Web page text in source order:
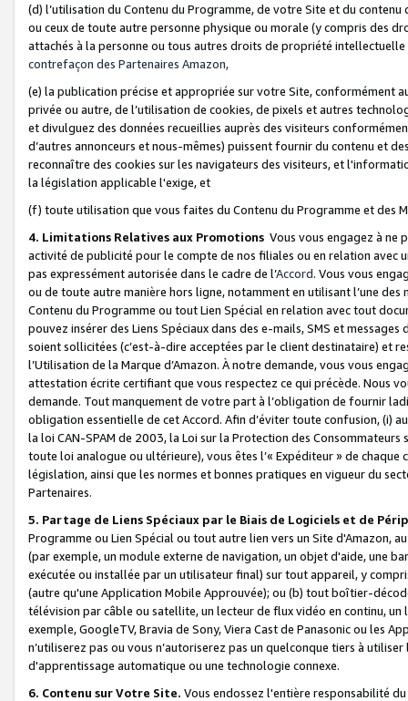
(d) l’utilisation du Contenu du Programme, de votre Site et du
ou ceux de toute autre personne physique ou morale (y compris des
attachés à la personne ou tous autres droits de propriété
contrefaçon des Partenaires Amazon,
(e) la publication précise et appropriée sur votre Site, conformément
privée ou autre, de l’utilisation de cookies, de pixels et autres
et divulguez des données recueillies auprès des visiteurs
d’autres annonceurs et nous-mêmes) puissent fournir du contenu et
reconnaître des cookies sur les navigateurs des visiteurs, et
la législation applicable l'exige, et
(f) toute utilisation que vous faites du Contenu du Programme et des
4. Limitations Relatives aux Promotions Vous vous engagez à ne
activité de publicité pour le compte de nos filiales ou en relation avec
pas expressément autorisée dans le cadre de l’Accord. Vous vous
ou de toute autre manière hors ligne, notamment en utilisant l’une
Contenu du Programme ou tout Lien Spécial en relation avec tout
pouvez insérer des Liens Spéciaux dans des e-mails, SMS et
soient sollicitées (c’est-à-dire acceptées par le client destinataire) et
l’Utilisation de la Marque d’Amazon. À notre demande, vous vous
attestation écrite certifiant que vous respectez ce qui précède. Nous
demande. Tout manquement de votre part à l’obligation de fournir
obligation essentielle de cet Accord. Afin d’éviter toute confusion, (i)
la loi CAN-SPAM de 2003, la Loi sur la Protection des
toute loi analogue ou ultérieure), vous êtes l’« Expéditeur » de
législation, ainsi que les normes et bonnes pratiques en vigueur du
Partenaires.
5. Partage de Liens Spéciaux par le Biais de Logiciels et de
Programme ou Lien Spécial ou tout autre lien vers un Site d'Amazon,
(par exemple, un module externe de navigation, un objet d'aide, une
exécutée ou installée par un utilisateur final) sur tout appareil, y
(autre qu'une Application Mobile Approuvée); ou (b) tout boîtier-
télévision par câble ou satellite, un lecteur de flux vidéo en continu,
exemple, GoogleTV, Bravia de Sony, Viera Cast de Panasonic ou les
n’utiliserez pas ou vous n’autoriserez pas un quelconque tiers à
d'apprentissage automatique ou une technologie connexe.
6. Contenu sur Votre Site. Vous endossez l'entière responsabilité